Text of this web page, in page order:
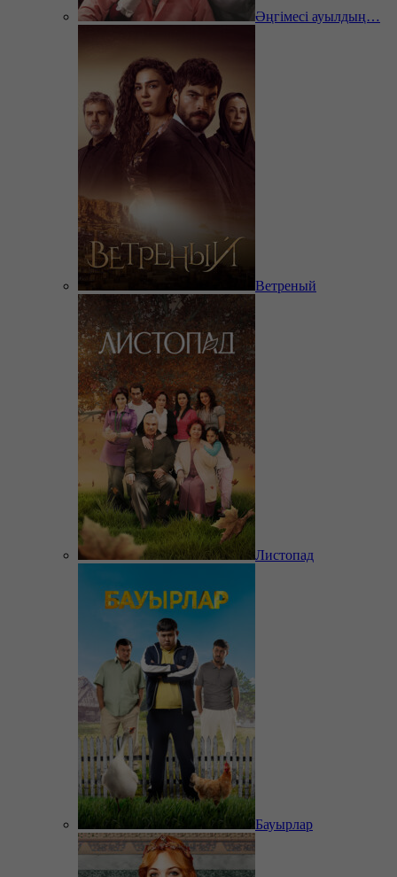
Әңгімесі ауылдың…
Ветреный
Листопад
Бауырлар